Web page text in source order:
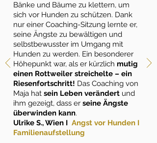
Bänke und Bäume zu klettern, um
sich vor Hunden zu schützen. Dank
nur einer Coaching-Sitzung lernte er,
seine Ängste zu bewältigen und
selbstbewusster im Umgang mit
Hunden zu werden. Ein besonderer
Höhepunkt war, als er kürzlich mutig
einen Rottweiler streichelte – ein
Riesenfortschritt! Das Coaching von
Maja hat sein Leben verändert und
ihm gezeigt, dass er seine Ängste
überwinden kann.
Ulrike S., Wien I Angst vor Hunden I
Familienaufstellung